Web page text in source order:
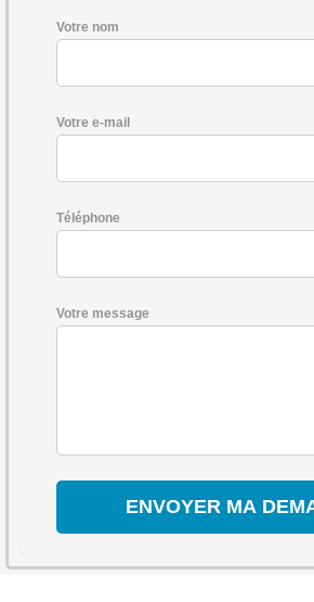
Votre nom
Votre e-mail
Téléphone
Votre message